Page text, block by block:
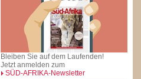
Bleiben Sie auf dem Laufenden!
Jetzt anmelden zum
SÜD-AFRIKA-Newsletter